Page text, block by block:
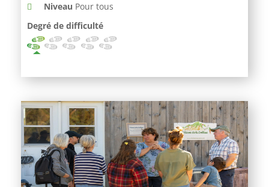
Niveau Pour tous
Degré de difficulté